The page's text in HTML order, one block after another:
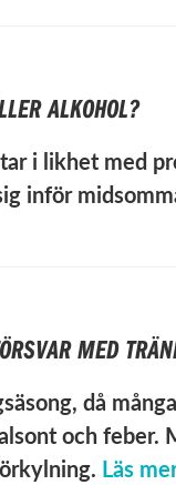
ALKOHOL?
i likhet med
inför
MED
då
och
Läs